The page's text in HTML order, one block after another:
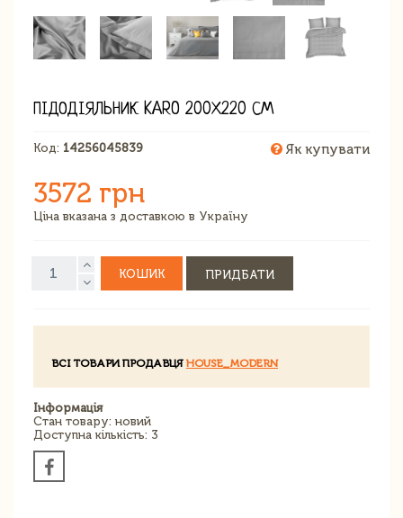
ПІДОДІЯЛЬНИК KARO 200Х220 СМ
Код: 14256045839 Як купувати
3572 грн
Ціна вказана з доставкою в Україну
КОШИК ПРИДБАТИ
ВСІ ТОВАРИ ПРОДАВЦЯ HOUSE_MODERN
Інформація
Стан товару: новий
Доступна кількість: 3